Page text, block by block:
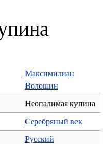
Максимилиан
Волошин
Неопалимая купина
Серебряный век
Русский